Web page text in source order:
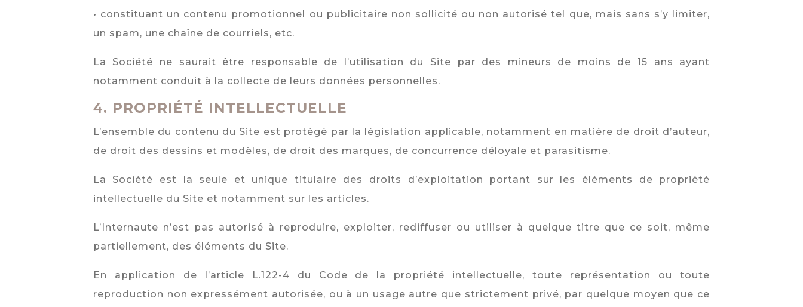
• constituant un contenu promotionnel ou publicitaire non sollicité ou non autorisé tel que, mais sans s’y limiter,
un spam, une chaîne de courriels, etc.
La Société ne saurait être responsable de l’utilisation du Site par des mineurs de moins de 15 ans ayant
notamment conduit à la collecte de leurs données personnelles.
4. PROPRIÉTÉ INTELLECTUELLE
L’ensemble du contenu du Site est protégé par la législation applicable, notamment en matière de droit d’auteur,
de droit des dessins et modèles, de droit des marques, de concurrence déloyale et parasitisme.
La Société est la seule et unique titulaire des droits d’exploitation portant sur les éléments de propriété
intellectuelle du Site et notamment sur les articles.
L’Internaute n’est pas autorisé à reproduire, exploiter, rediffuser ou utiliser à quelque titre que ce soit, même
partiellement, des éléments du Site.
En application de l’article L.122-4 du Code de la propriété intellectuelle, toute représentation ou toute
reproduction non expressément autorisée, ou à un usage autre que strictement privé, par quelque moyen que ce